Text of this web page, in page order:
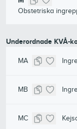
Obstetriska
Underordnade KVÅ-
MA
MB
MC